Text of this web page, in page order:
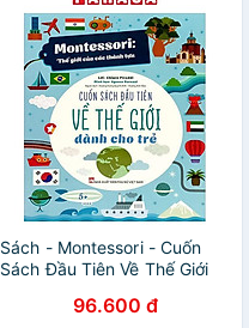
Sách - Montessori - Cuốn
Sách Đầu Tiên Về Thế Giới
96.600 đ